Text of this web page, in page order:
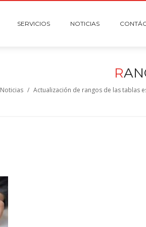
SERVICIOS NOTICIAS
R
Noticias / Actualización de rangos de las tablas